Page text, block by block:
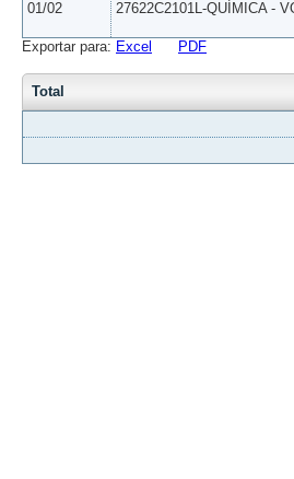
01/02 27622C2101L-QUÍMICA -
Exportar para: Excel PDF
Total